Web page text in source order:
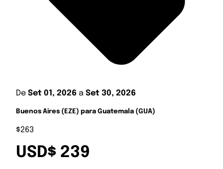
De Set 01, 2026 a Set 30, 2026
Buenos Aires (EZE) para Guatemala (GUA)
$263
USD$ 239